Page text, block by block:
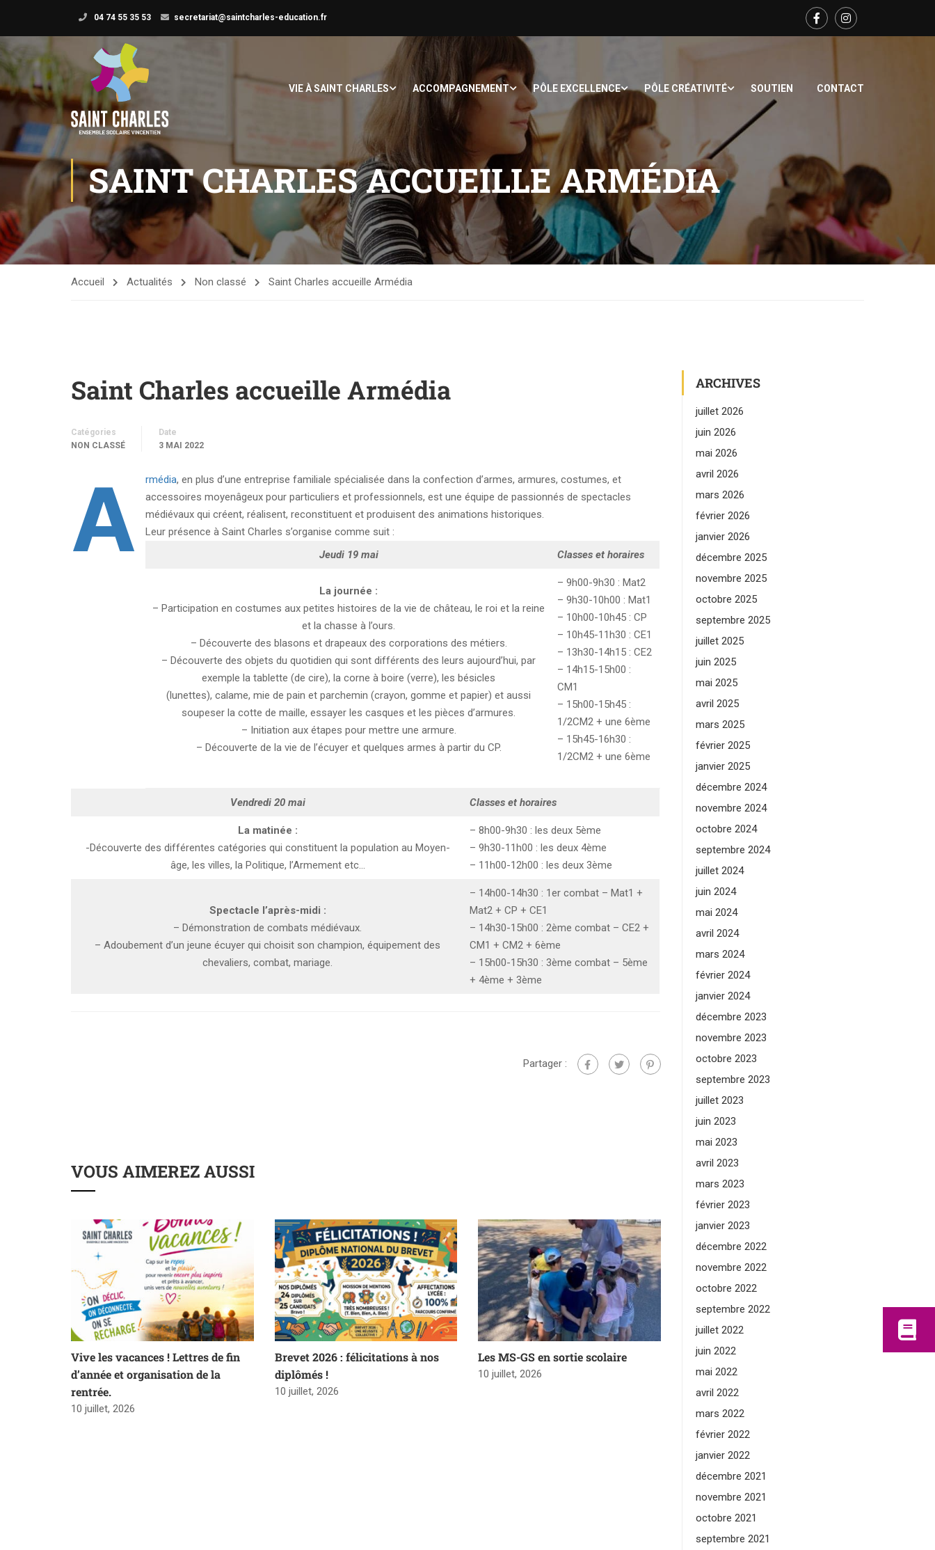
04 74 55 35 53 secretariat@saintcharles-education.fr
VIE À SAINT CHARLES ACCOMPAGNEMENT PÔLE EXCELLENCE PÔLE CRÉATIVITÉ SOUTIEN CONTACT
SAINT CHARLES ACCUEILLE ARMÉDIA
Accueil Actualités Non classé Saint Charles accueille Armédia
Saint Charles accueille Armédia
Catégories
NON CLASSÉ
Date
3 MAI 2022
A rmédia, en plus d’une entreprise familiale spécialisée dans la confection d’armes, armures, costumes, et
accessoires moyenâgeux pour particuliers et professionnels, est une équipe de passionnés de spectacles
médiévaux qui créent, réalisent, reconstituent et produisent des animations historiques.
Leur présence à Saint Charles s’organise comme suit :
Jeudi 19 mai
Classes et horaires
La journée :
– Participation en costumes aux petites histoires de la vie de château, le roi et la reine
et la chasse à l’ours.
– Découverte des blasons et drapeaux des corporations des métiers.
– Découverte des objets du quotidien qui sont différents des leurs aujourd’hui, par
exemple la tablette (de cire), la corne à boire (verre), les bésicles
(lunettes), calame, mie de pain et parchemin (crayon, gomme et papier) et aussi
soupeser la cotte de maille, essayer les casques et les pièces d’armures.
– Initiation aux étapes pour mettre une armure.
– Découverte de la vie de l’écuyer et quelques armes à partir du CP.
– 9h00-9h30 : Mat2
– 9h30-10h00 : Mat1
– 10h00-10h45 : CP
– 10h45-11h30 : CE1
– 13h30-14h15 : CE2
– 14h15-15h00 :
CM1
– 15h00-15h45 :
1/2CM2 + une 6ème
– 15h45-16h30 :
1/2CM2 + une 6ème
Vendredi 20 mai Classes et horaires
La matinée :
-Découverte des différentes catégories qui constituent la population au Moyen-
âge, les villes, la Politique, l’Armement etc…
– 8h00-9h30 : les deux 5ème
– 9h30-11h00 : les deux 4ème
– 11h00-12h00 : les deux 3ème
Spectacle l’après-midi :
– Démonstration de combats médiévaux.
– Adoubement d’un jeune écuyer qui choisit son champion, équipement des
chevaliers, combat, mariage.
– 14h00-14h30 : 1er combat – Mat1 +
Mat2 + CP + CE1
– 14h30-15h00 : 2ème combat – CE2 +
CM1 + CM2 + 6ème
– 15h00-15h30 : 3ème combat – 5ème
+ 4ème + 3ème
Partager :
VOUS AIMEREZ AUSSI
Vive les vacances ! Lettres de fin
d’année et organisation de la
rentrée.
10 juillet, 2026
Brevet 2026 : félicitations à nos
diplômés !
10 juillet, 2026
Les MS-GS en sortie scolaire
10 juillet, 2026
ARCHIVES
juillet 2026
juin 2026
mai 2026
avril 2026
mars 2026
février 2026
janvier 2026
décembre 2025
novembre 2025
octobre 2025
septembre 2025
juillet 2025
juin 2025
mai 2025
avril 2025
mars 2025
février 2025
janvier 2025
décembre 2024
novembre 2024
octobre 2024
septembre 2024
juillet 2024
juin 2024
mai 2024
avril 2024
mars 2024
février 2024
janvier 2024
décembre 2023
novembre 2023
octobre 2023
septembre 2023
juillet 2023
juin 2023
mai 2023
avril 2023
mars 2023
février 2023
janvier 2023
décembre 2022
novembre 2022
octobre 2022
septembre 2022
juillet 2022
juin 2022
mai 2022
avril 2022
mars 2022
février 2022
janvier 2022
décembre 2021
novembre 2021
octobre 2021
septembre 2021